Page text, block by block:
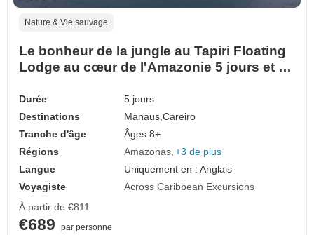
Nature & Vie sauvage
Le bonheur de la jungle au Tapiri Floating
Lodge au cœur de l'Amazonie 5 jours et 4
Durée
5 jours
Destinations
Manaus,Careiro
Tranche d'âge
Âges 8+
Régions
Amazonas +3 de plus
Langue
Uniquement en : Anglais
Voyagiste
Across Caribbean Excursions
À partir de €811
€689
par personne